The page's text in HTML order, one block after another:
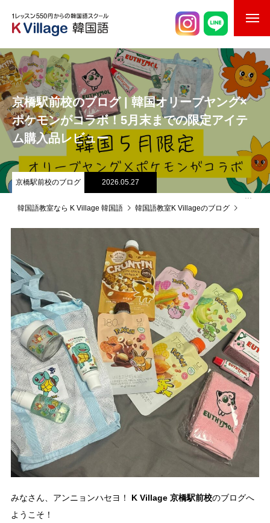
校舎案内
ご入校までの流れ
韓国語講師紹介
スケジュール
K Village韓国留学
京橋駅前校のブログ | 韓国オリーブヤング×
ポケモンがコラボ！5月末までの限定アイテ
ム購入品レビュー
京橋駅前校のブログ 2026.05.27
韓国語教室なら K Village 韓国語 韓国語教室K Villageのブログ
みなさん、アンニョンハセヨ！ K Village 京橋駅前校のブログへ
ようこそ！